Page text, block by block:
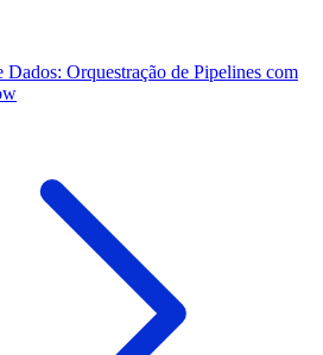
Dados: Orquestração de Pipelines com